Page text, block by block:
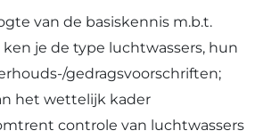
van de basiskennis m.b.t.
je de type luchtwassers, hun
gedragsvoorschriften;
het wettelijk kader
controle van luchtwassers